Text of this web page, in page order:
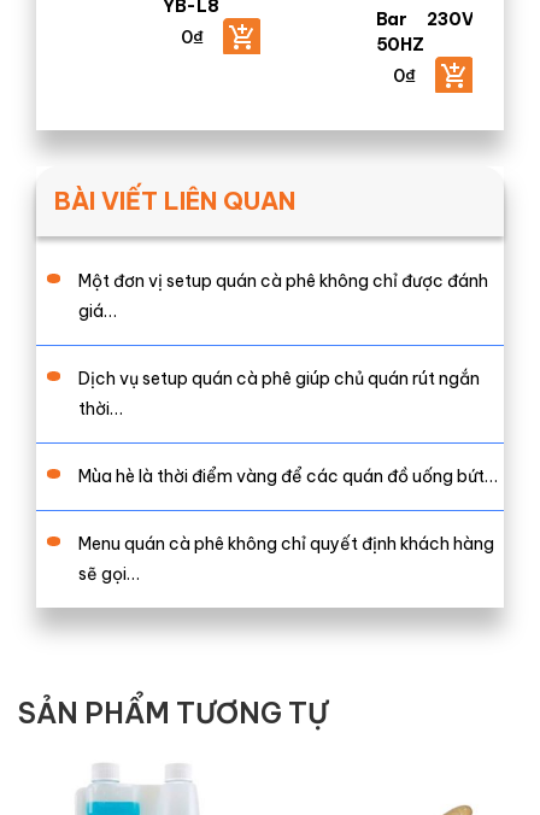
YB-L8
0₫
Bar 230V
50HZ
0₫
BÀI VIẾT LIÊN QUAN
Một đơn vị setup quán cà phê không chỉ được đánh
giá…
Dịch vụ setup quán cà phê giúp chủ quán rút ngắn
thời…
Mùa hè là thời điểm vàng để các quán đồ uống bứt…
Menu quán cà phê không chỉ quyết định khách hàng
sẽ gọi…
SẢN PHẨM TƯƠNG TỰ